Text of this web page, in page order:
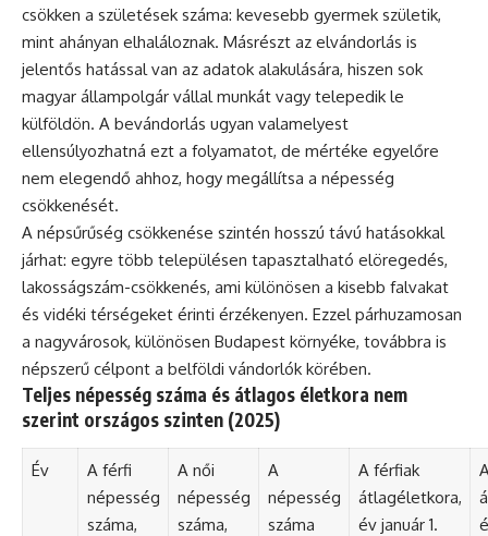
csökken a születések száma: kevesebb gyermek születik,
mint ahányan elhaláloznak. Másrészt az elvándorlás is
jelentős hatással van az adatok alakulására, hiszen sok
magyar állampolgár vállal munkát vagy telepedik le
külföldön. A bevándorlás ugyan valamelyest
ellensúlyozhatná ezt a folyamatot, de mértéke egyelőre
nem elegendő ahhoz, hogy megállítsa a népesség
csökkenését.
A népsűrűség csökkenése szintén hosszú távú hatásokkal
járhat: egyre több településen tapasztalható elöregedés,
lakosságszám-csökkenés, ami különösen a kisebb falvakat
és vidéki térségeket érinti érzékenyen. Ezzel párhuzamosan
a nagyvárosok, különösen Budapest környéke, továbbra is
népszerű célpont a belföldi vándorlók körében.
Teljes népesség száma és átlagos életkora nem
szerint országos szinten (2025)
Év
A férfi
népesség
száma,
A női
népesség
száma,
A
népesség
száma
A férfiak
átlagéletkora,
év január 1.